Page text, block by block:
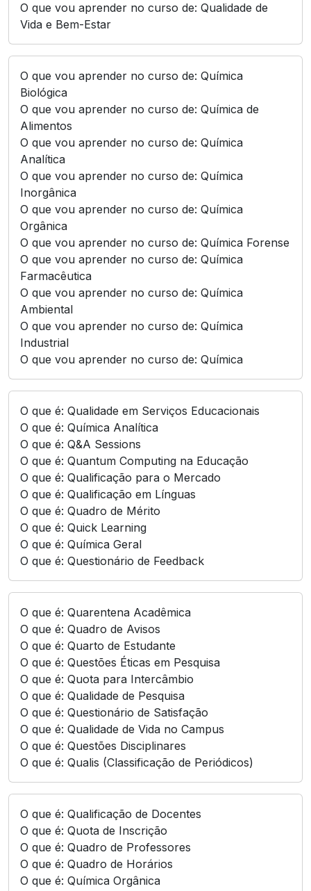
O que vou aprender no curso de: Qualidade de
Vida e Bem-Estar
O que vou aprender no curso de: Química
Biológica
O que vou aprender no curso de: Química de
Alimentos
O que vou aprender no curso de: Química
Analítica
O que vou aprender no curso de: Química
Inorgânica
O que vou aprender no curso de: Química
Orgânica
O que vou aprender no curso de: Química Forense
O que vou aprender no curso de: Química
Farmacêutica
O que vou aprender no curso de: Química
Ambiental
O que vou aprender no curso de: Química
Industrial
O que vou aprender no curso de: Química
O que é: Qualidade em Serviços Educacionais
O que é: Química Analítica
O que é: Q&A Sessions
O que é: Quantum Computing na Educação
O que é: Qualificação para o Mercado
O que é: Qualificação em Línguas
O que é: Quadro de Mérito
O que é: Quick Learning
O que é: Química Geral
O que é: Questionário de Feedback
O que é: Quarentena Acadêmica
O que é: Quadro de Avisos
O que é: Quarto de Estudante
O que é: Questões Éticas em Pesquisa
O que é: Quota para Intercâmbio
O que é: Qualidade de Pesquisa
O que é: Questionário de Satisfação
O que é: Qualidade de Vida no Campus
O que é: Questões Disciplinares
O que é: Qualis (Classificação de Periódicos)
O que é: Qualificação de Docentes
O que é: Quota de Inscrição
O que é: Quadro de Professores
O que é: Quadro de Horários
O que é: Química Orgânica